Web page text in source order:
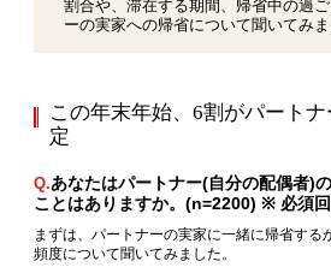
割合や、滞在する期間、帰省中の過
ーの実家への帰省について聞いてみま
この年末年始、6割がパート
定
Q.あなたはパートナー(自分の配偶者)
ことはありますか。(n=2200) ※ 必須
まずは、パートナーの実家に一緒に帰省する
頻度について聞いてみました。